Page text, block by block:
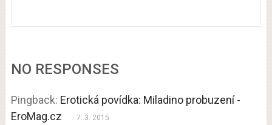
NO RESPONSES
Pingback: Erotická povídka: Miladino probuzení -
EroMag.cz
7. 3. 2015